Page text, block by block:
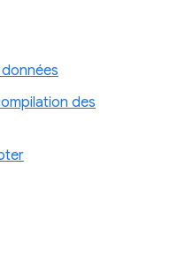
des